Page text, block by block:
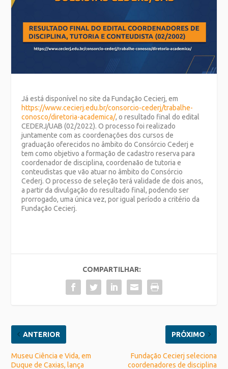
Já está disponível no site da Fundação Cecierj, em
https://www.cecierj.edu.br/consorcio-cederj/trabalhe-
conosco/diretoria-academica/, o resultado final do edital
CEDERJ/UAB (02/2022). O processo foi realizado
juntamente com as coordenações dos cursos de
graduação oferecidos no âmbito do Consórcio Cederj e
tem como objetivo a formação de cadastro reserva para
coordenador de disciplina, coordenaão de tutoria e
conteudistas que vão atuar no âmbito do Consórcio
Cederj. O processo de seleção terá validade de dois anos,
a partir da divulgação do resultado final, podendo ser
prorrogado, uma única vez, por igual período a critério da
Fundação Cecierj.
COMPARTILHAR:
ANTERIOR
Museu Ciência e Vida, em
Duque de Caxias, lança
PRÓXIMO
Fundação Cecierj seleciona
coordenadores de disciplina